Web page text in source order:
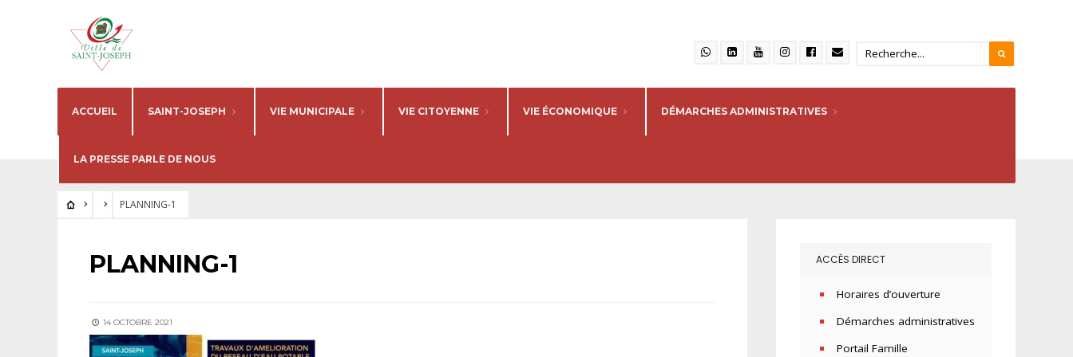
ACCUEIL SAINT-JOSEPH VIE MUNICIPALE VIE CITOYENNE VIE ÉCONOMIQUE DÉMARCHES ADMINISTRATIVES
LA PRESSE PARLE DE NOUS
PLANNING-1
PLANNING-1
14 OCTOBRE 2021
ACCÈS DIRECT
Horaires d’ouverture
Démarches administratives
Portail Famille